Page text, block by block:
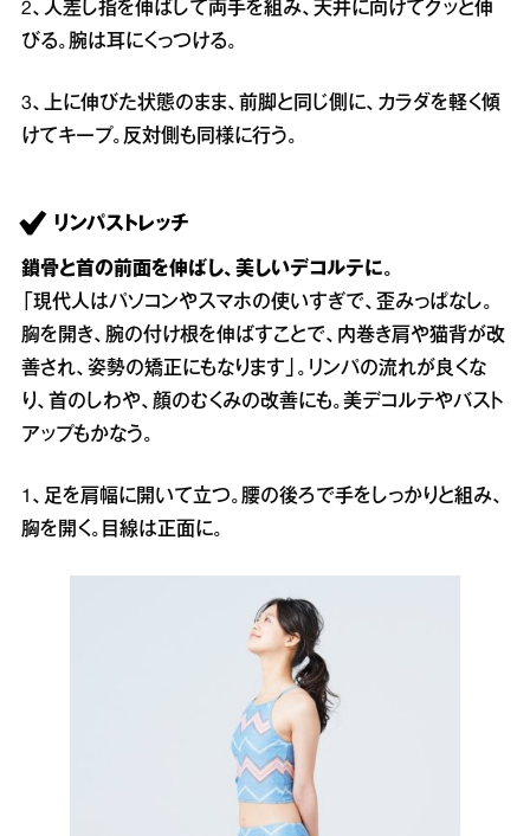
2、人差し指を伸ばして両手を組み、天井に向けてグッと伸
びる。腕は耳にくっつける。
3、上に伸びた状態のまま、前脚と同じ側に、カラダを軽く傾
けてキープ。反対側も同様に行う。
リンパストレッチ
鎖骨と首の前面を伸ばし、美しいデコルテに。
「現代人はパソコンやスマホの使いすぎで、歪みっぱなし。
胸を開き、腕の付け根を伸ばすことで、内巻き肩や猫背が改
善され、姿勢の矯正にもなります」。リンパの流れが良くな
り、首のしわや、顔のむくみの改善にも。美デコルテやバスト
アップもかなう。
1、足を肩幅に開いて立つ。腰の後ろで手をしっかりと組み、
胸を開く。目線は正面に。